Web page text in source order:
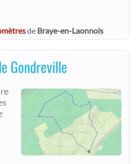
de Braye-en-Laonnois
Gondreville